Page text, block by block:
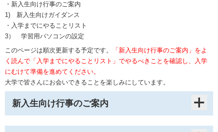
・新入生向け行事のご案内
1) 新入生向けガイダンス
・入学までにやることリスト
3） 学習用パソコンの設定
このページは順次更新する予定です。
「新入生向け行事のご案内」をよ
く読んで「入学までにやることリスト」でやるべきことを確認し、入学
にむけて準備を進めてください。
大学で皆さんにお会いできることを楽しみにしています。
新入生向け行事のご案内